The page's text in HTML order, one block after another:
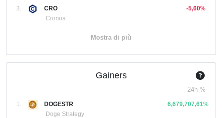
3.
CRO
Cronos
-5,60%
Mostra di più
Gainers
24h %
1.
DOGESTR
Doge Strategy
6,679,707,61%